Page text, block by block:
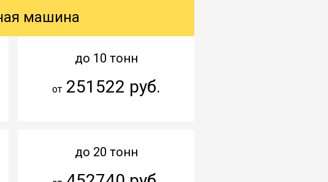
машина
до 10 тонн
от251522 руб.
до 20 тонн